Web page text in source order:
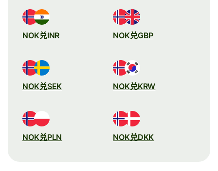
NOK兑INR NOK兑GBP
NOK兑SEK NOK兑KRW
NOK兑PLN NOK兑DKK